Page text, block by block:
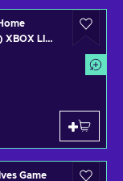
LIVE
Game